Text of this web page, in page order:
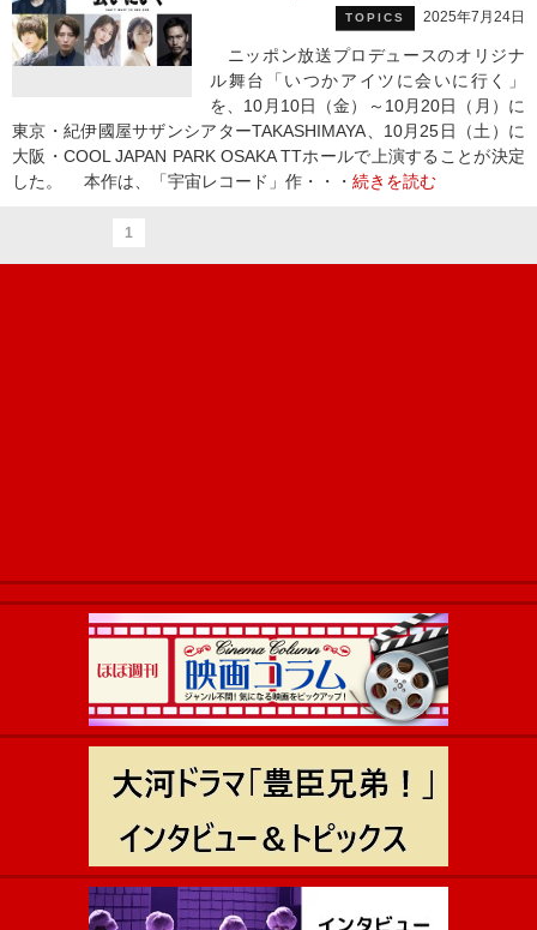
TOPICS 2025年7月24日
ニッポン放送プロデュースのオリジナ
ル舞台「いつかアイツに会いに行く」
を、10月10日（金）～10月20日（月）に
東京・紀伊國屋サザンシアターTAKASHIMAYA、10月25日（土）に
大阪・COOL JAPAN PARK OSAKA TTホールで上演することが決定
した。 本作は、「宇宙レコード」作・・・ 続きを読む
1